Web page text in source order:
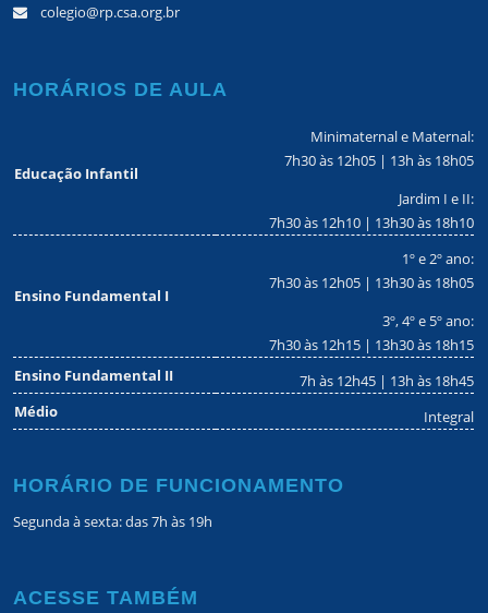
colegio@rp.csa.org.br
HORÁRIOS DE AULA
Educação Infantil
Minimaternal e Maternal:
7h30 às 12h05 | 13h às 18h05
Jardim I e II:
7h30 às 12h10 | 13h30 às 18h10
Ensino Fundamental I
1º e 2º ano:
7h30 às 12h05 | 13h30 às 18h05
3º, 4º e 5º ano:
7h30 às 12h15 | 13h30 às 18h15
Ensino Fundamental II
7h às 12h45 | 13h às 18h45
Médio
Integral
HORÁRIO DE FUNCIONAMENTO
Segunda à sexta: das 7h às 19h
ACESSE TAMBÉM